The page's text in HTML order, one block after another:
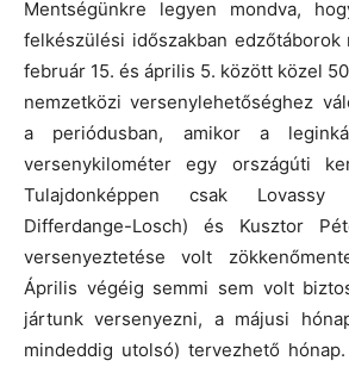
Mentségünkre legyen mondva,
felkészülési időszakban edzőtáborok
február 15. és április 5. között közel
nemzetközi versenylehetőséghez
a periódusban, amikor a
versenykilométer egy országúti
Tulajdonképpen csak Lovassy
Differdange-Losch) és Kusztor
versenyeztetése volt
Április végéig semmi sem volt
jártunk versenyezni, a májusi
mindeddig utolsó) tervezhető